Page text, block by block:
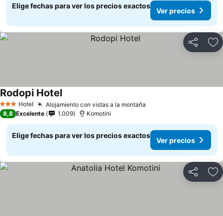
Elige fechas para ver los precios exactos
Ver precios
Compartir
3 Estrellas
Hotel Alojamiento con vistas a la montaña
Rodopi HotelVer precios
8,8 Excelente 1.009 Komotini
Elige fechas para ver los precios exactos
Ver precios
Compartir